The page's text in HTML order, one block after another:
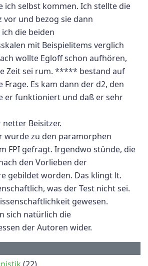
ich selbst kommen. Ich stellte die
vor und bezog sie dann
die beiden
mit Beispielitems verglich
wollte Egloff schon aufhören,
Zeit sei rum. ***** bestand auf
Frage. Es kam dann der d2, den
er funktioniert und daß er sehr
Beisitzer.
wurde zu den paramorphen
FPI gefragt. Irgendwo stünde, die
den Vorlieben der
gebildet worden. Das klingt lt.
was der Test nicht sei.
gewesen.
sich natürlich die
der Autoren wider.